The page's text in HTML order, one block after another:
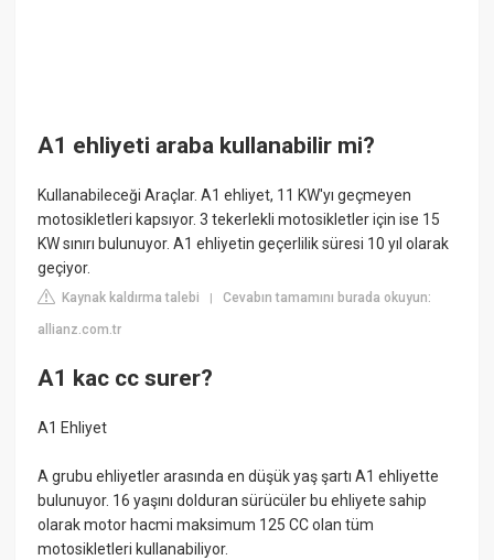
A1 ehliyeti araba kullanabilir mi?
Kullanabileceği Araçlar. A1 ehliyet, 11 KW'yı geçmeyen
motosikletleri kapsıyor. 3 tekerlekli motosikletler için ise 15
KW sınırı bulunuyor. A1 ehliyetin geçerlilik süresi 10 yıl olarak
geçiyor.
Kaynak kaldırma talebi |Cevabın tamamını burada okuyun:
allianz.com.tr
A1 kac cc surer?
A1 Ehliyet
A grubu ehliyetler arasında en düşük yaş şartı A1 ehliyette
bulunuyor. 16 yaşını dolduran sürücüler bu ehliyete sahip
olarak motor hacmi maksimum 125 CC olan tüm
motosikletleri kullanabiliyor.